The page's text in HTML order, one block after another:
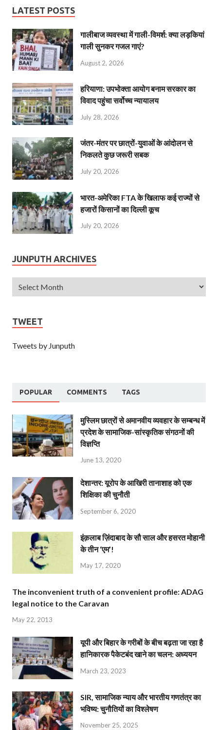
LATEST POSTS
गालीबाज व्‍यवस्‍था में गाली-विमर्श: क्या लड़कियां
गाली सुनकर गजल गाएं?
August 2, 2026
हरियाणा: उपभोक्ता आयोग बनाम सरकार का
विवाद पहुंचा सर्वोच्च न्यायालय
July 28, 2026
जंतर-मंतर पर छात्रों-युवाओं के आंदोलन से
निकलते कुछ जरूरी सबक
July 20, 2026
भारत-अमेरिका FTA के खिलाफ कई राज्यों से
हजारों किसानों का दिल्ली कूच
July 20, 2026
JUNPUTH ARCHIVES
TWEET
Tweets by Junputh
POPULAR COMMENTS TAGS
मुस्लिम छात्रों से अमानवीय व्यवहार के सम्बन्ध में
प्रदेश के सामाजिक-सांस्कृतिक संगठनों की
विज्ञप्ति
June 13, 2020
देशान्‍तर: यूरोप के आखिरी तानाशाह को एक
शिक्षिका की चुनौती
September 6, 2020
इंक़लाब ज़िंदाबाद के सौ साल और हसरत मोहानी
के तीन ‘एम’!
May 17, 2020
The inconvenient truth of a convenient profile: ADAG
legal notice to the Caravan
May 22, 2013
यूपी और बिहार के गरीबों के बीच बढ़ता जा रहा है
हानिकारक पैकेटबंद खाने का चलन: अध्ययन
March 23, 2023
SIR, सामाजिक न्याय और भारतीय गणतंत्र का
भविष्य: चुनौतियों का विश्लेषण
November 25, 2025